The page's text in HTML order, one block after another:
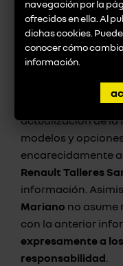
*Los precios son
público y tienen
Talleres San
actualización de la
modelos y
encarecidamente
Renault Talleres
información.
Mariano no asume
con la anterior
expresamente a
responsabilidad.
navegación por la
ofrecidos en ella. Al
dichas cookies.
conocer cómo
información